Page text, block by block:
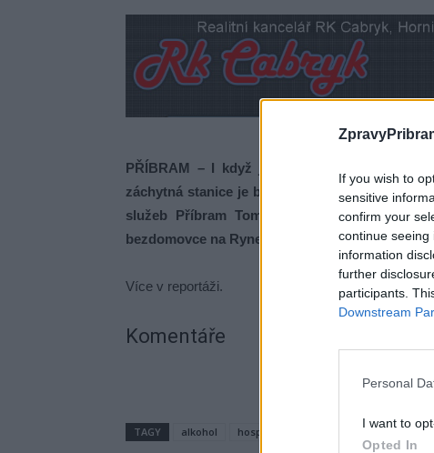
If you wish to
sensitive
confirm your
continue seeing
information
further
participants.
Downstream
Personal
I want to
Opted In
PŘÍBRAM – I když jsou hospody a
záchytná stanice je bez práce, opak je
služeb Příbram Tomáš Cipra. Také nám
bezdomovce na Rynečku.
Více v reportáži.
Komentáře
TAGY alkohol hospoda restaurace